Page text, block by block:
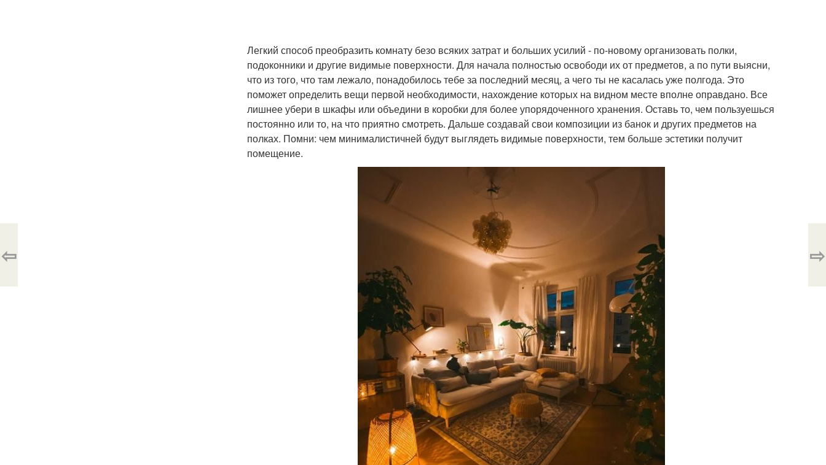
Легкий способ преобразить комнату безо всяких затрат и больших усилий - по-новому организовать полки,
подоконники и другие видимые поверхности. Для начала полностью освободи их от предметов, а по пути выясни,
что из того, что там лежало, понадобилось тебе за последний месяц, а чего ты не касалась уже полгода. Это
поможет определить вещи первой необходимости, нахождение которых на видном месте вполне оправдано. Все
лишнее убери в шкафы или объедини в коробки для более упорядоченного хранения. Оставь то, чем пользуешься
постоянно или то, на что приятно смотреть. Дальше создавай свои композиции из банок и других предметов на
полках. Помни: чем минималистичней будут выглядеть видимые поверхности, тем больше эстетики получит
помещение.
⇦ ⇨